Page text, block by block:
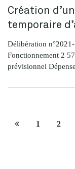
Création
temporaire
Délibération
Fonctionnement 2
prévisionnel
Page
1 2